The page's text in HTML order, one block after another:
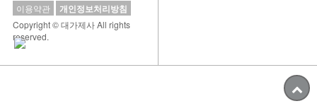
이용약관
개인정보처리방침
Copyright © 대가제사 All rights
reserved.